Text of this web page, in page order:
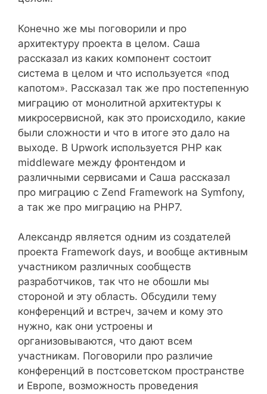
Конечно же мы поговорили и про
архитектуру проекта в целом. Саша
рассказал из каких компонент состоит
система в целом и что используется «под
капотом». Рассказал так же про постепенную
миграцию от монолитной архитектуры к
микросервисной, как это происходило, какие
были сложности и что в итоге это дало на
выходе. В Upwork используется PHP как
middleware между фронтендом и
различными сервисами и Саша рассказал
про миграцию с Zend Framework на Symfony,
а так же про миграцию на PHP7.
Александр является одним из создателей
проекта Framework days, и вообще активным
участником различных сообществ
разработчиков, так что не обошли мы
стороной и эту область. Обсудили тему
конференций и встреч, зачем и кому это
нужно, как они устроены и
организовываются, что дают всем
участникам. Поговорили про различие
конференций в постсоветском пространстве
и Европе, возможность проведения